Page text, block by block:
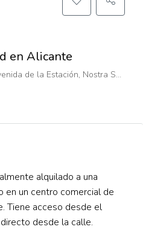
en Alicante
Alacant / Alicante, l'Alacantí, Alacant / Alicante, Comunitat Valenciana, 03003, España
alquilado a una
en un centro comercial de
Tiene acceso desde el
desde la calle.